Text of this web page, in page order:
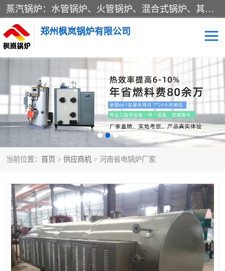
蒸汽锅炉：水管锅炉、火管锅炉、混合式锅炉、其他蒸汽锅炉； 热水锅炉：家用型集中供暖用热水锅炉、其他热水锅炉； 有机热载体锅炉； 船用蒸汽锅炉； （锅炉用辅助设备及装置）蒸汽冷凝器：表面冷凝器、混合式冷凝器、空冷式冷凝器、其他蒸汽冷凝器； 锅炉用辅助设备：节热器、蒸汽收集器、蓄能器、烟垢清除器、气体回收器、泥渣刮除器、空气预热器、其他锅炉用辅助设备；
郑州枫岚锅炉有限公司
当前位置： 首页 > 供应商机 > 河南省电锅炉厂家